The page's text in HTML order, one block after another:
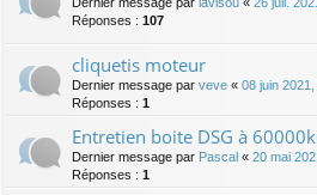
Réponses : 107
cliquetis moteur
Dernier message par veve « 08 juin
Réponses : 1
Entretien boite DSG à
Dernier message par Pascal « 20 mai
Réponses : 1